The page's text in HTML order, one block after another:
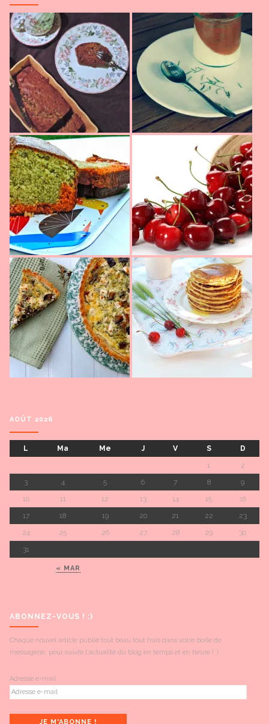
AOÛT 2026
L Ma Me J V S D
« MAR
1
2
3
4 5 6 7 8
9
10
11 12 13 14 15
16
17
18 19 20 21 22
23
24
25 26 27 28 29
30
31
ABONNEZ-VOUS ! :)
Chaque nouvel article publié tout beau tout frais dans votre boite de
messagerie, pour suivre l'actualité du blog en temps et en heure ! :)
Adresse e-mail